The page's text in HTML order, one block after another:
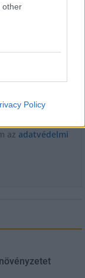
other
Policy
az adatvédelmi